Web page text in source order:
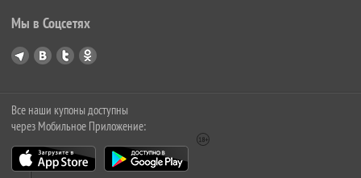
Мы в Соцсетях
Все наши купоны доступны
через Мобильное Приложение: